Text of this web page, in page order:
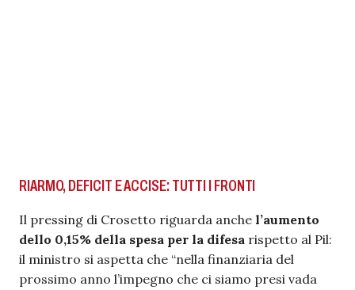
RIARMO, DEFICIT E ACCISE: TUTTI I FRONTI
Il pressing di Crosetto riguarda anche l’aumento
dello 0,15% della spesa per la difesa rispetto al Pil:
il ministro si aspetta che “nella finanziaria del
prossimo anno l’impegno che ci siamo presi vada